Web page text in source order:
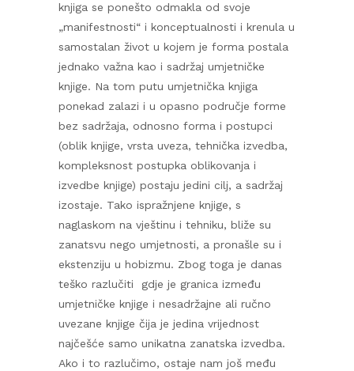
knjiga se ponešto odmakla od svoje
„manifestnosti“ i konceptualnosti i krenula u
samostalan život u kojem je forma postala
jednako važna kao i sadržaj umjetničke
knjige. Na tom putu umjetnička knjiga
ponekad zalazi i u opasno područje forme
bez sadržaja, odnosno forma i postupci
(oblik knjige, vrsta uveza, tehnička izvedba,
kompleksnost postupka oblikovanja i
izvedbe knjige) postaju jedini cilj, a sadržaj
izostaje. Tako ispražnjene knjige, s
naglaskom na vještinu i tehniku, bliže su
zanatsvu nego umjetnosti, a pronašle su i
ekstenziju u hobizmu. Zbog toga je danas
teško razlučiti gdje je granica između
umjetničke knjige i nesadržajne ali ručno
uvezane knjige čija je jedina vrijednost
najčešće samo unikatna zanatska izvedba.
Ako i to razlučimo, ostaje nam još među